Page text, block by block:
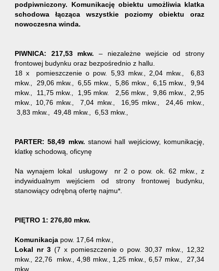
podpiwniczony. Komunikację obiektu umożliwia klatka
schodowa łącząca wszystkie poziomy obiektu oraz
nowoczesna winda.
PIWNICA: 217,53 mkw. – niezależne wejście od strony
frontowej budynku oraz bezpośrednio z hallu.
18 x pomieszczenie o pow. 5,93 mkw., 2,04 mkw., 6,83
mkw., 29,06 mkw., 6,55 mkw., 5,86 mkw., 6,15 mkw., 9,94
mkw., 11,75 mkw., 1,95 mkw.
2,56 mkw., 9,86 mkw., 2,95
mkw., 10,76 mkw., 7,04 mkw., 16,95 mkw., 24,46 mkw.,
3,83 mkw., 49,48 mkw., 6,53 mkw.,
PARTER: 58,49 mkw. stanowi hall wejściowy, komunikację,
klatkę schodową, oficynę
Na wynajem lokal usługowy nr 2 o pow. ok. 62 mkw., z
indywidualnym wejściem od strony frontowej budynku,
stanowiący odrębną ofertę najmu*.
PIĘTRO 1: 276,80 mkw.
Komunikacja pow. 17,64 mkw.,
Lokal nr 3(7 x pomieszczenie o pow. 30,37 mkw., 12,32
mkw., 22,76 mkw., 4,98 mkw., 1,25 mkw., 6,57 mkw., 27,34
mkw.,